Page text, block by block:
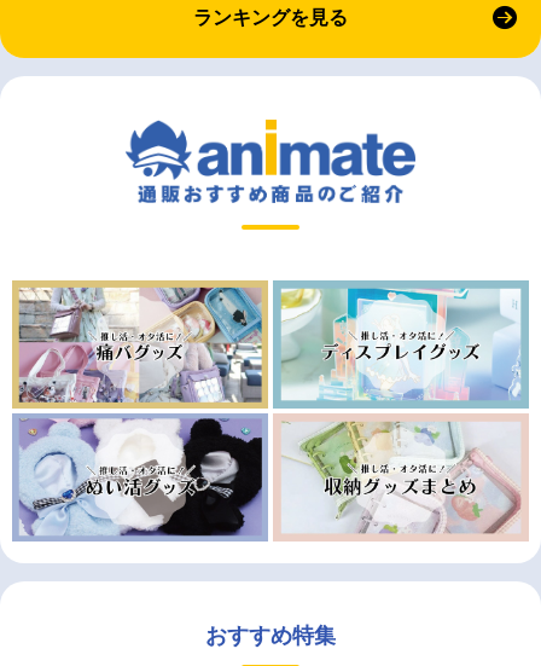
ランキングを見る
おすすめ特集